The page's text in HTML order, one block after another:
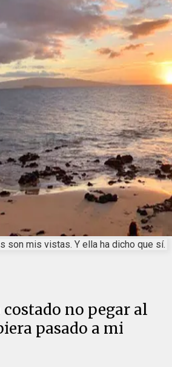
son mis vistas. Y ella ha dicho que sí.
no pegar al
pasado a mi